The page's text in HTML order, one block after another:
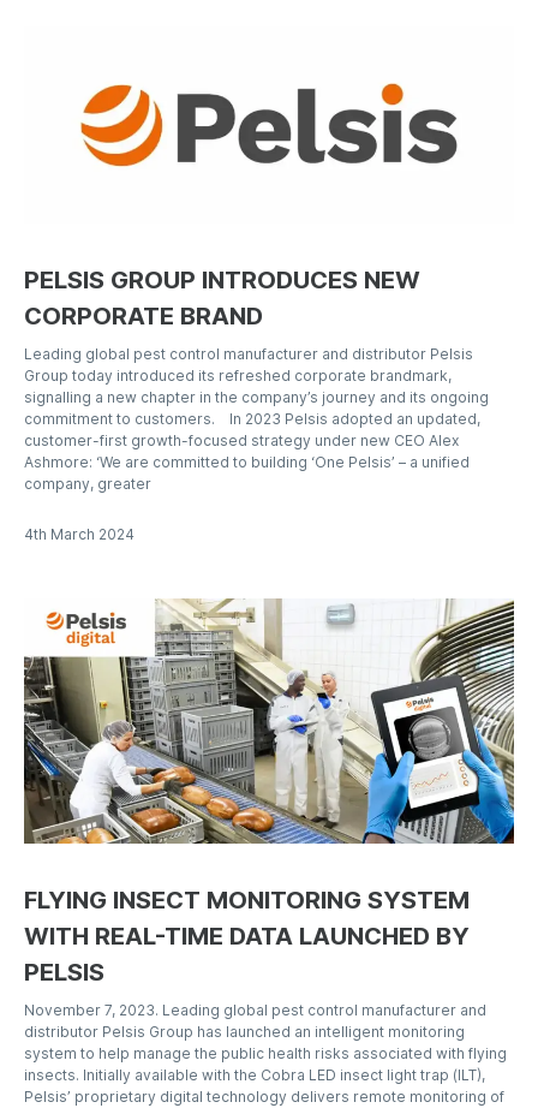
PELSIS GROUP INTRODUCES NEW
CORPORATE BRAND
Leading global pest control manufacturer and distributor Pelsis
Group today introduced its refreshed corporate brandmark,
signalling a new chapter in the company’s journey and its ongoing
commitment to customers. In 2023 Pelsis adopted an updated,
customer-first growth-focused strategy under new CEO Alex
Ashmore: ‘We are committed to building ‘One Pelsis’ – a unified
company, greater
4th March 2024
FLYING INSECT MONITORING SYSTEM
WITH REAL-TIME DATA LAUNCHED BY
PELSIS
November 7, 2023. Leading global pest control manufacturer and
distributor Pelsis Group has launched an intelligent monitoring
system to help manage the public health risks associated with flying
insects. Initially available with the Cobra LED insect light trap (ILT),
Pelsis’ proprietary digital technology delivers remote monitoring of